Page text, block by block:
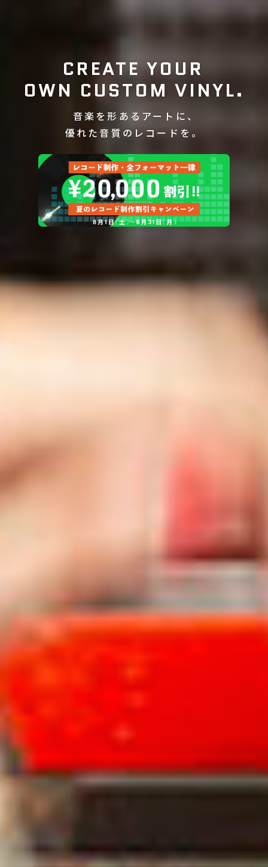
CREATE YOUR
OWN CUSTOM VINYL.
音楽を形あるアートに、
優れた音質のレコードを。